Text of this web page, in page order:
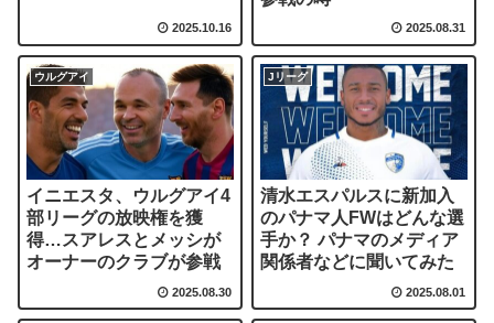
2025.10.16 2025.08.31
ウルグアイ
イニエスタ、ウルグアイ4
部リーグの放映権を獲
得…スアレスとメッシが
オーナーのクラブが参戦
2025.08.30
Jリーグ
清水エスパルスに新加入
のパナマ人FWはどんな選
手か？ パナマのメディア
関係者などに聞いてみた
2025.08.01